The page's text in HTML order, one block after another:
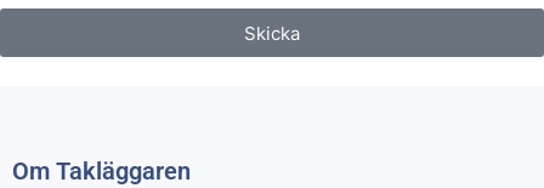
Skicka
Om Takläggaren